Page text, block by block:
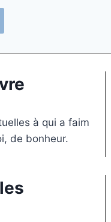
à qui a faim
de bonheur.